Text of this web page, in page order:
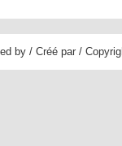
by / Créé par /